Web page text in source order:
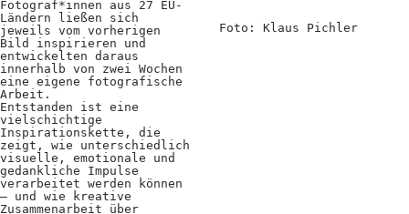
Öffentlichkeit
Positionen
Verband
Fotograf*innen
Regionalgruppen
Projekte und Publikationen
Fotograf*innen aus 27 EU-
Ländern ließen sich
jeweils vom vorherigen
Bild inspirieren und
entwickelten daraus
innerhalb von zwei Wochen
eine eigene fotografische
Arbeit.
Entstanden ist eine
vielschichtige
Inspirationskette, die
zeigt, wie unterschiedlich
visuelle, emotionale und
gedankliche Impulse
verarbeitet werden können
– und wie kreative
Zusammenarbeit über
Foto: Klaus Pichler